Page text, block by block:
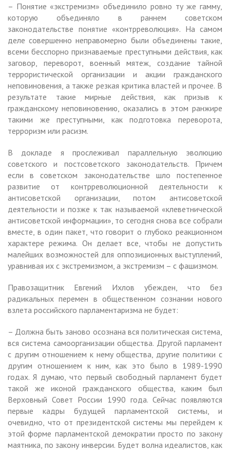
– Понятие «экстремизм» объединило ровно ту же гамму,
которую объединяло в раннем советском
законодательстве понятие «контрреволюция». На самом
деле совершенно неправомерно были объединены такие,
всеми бесспорно признаваемые преступными действия, как
заговор, переворот, военный мятеж, создание тайной
террористической организации и акции гражданского
неповиновения, а также резкая критика властей и прочее. В
результате такие мирные действия, как призыв к
гражданскому неповиновению, оказались в этом ранжире
такими же преступными, как подготовка переворота,
терроризм или расизм.
В докладе я прослеживал параллельную эволюцию
советского и постсоветского законодательств. Причем
если в советском законодательстве шло постепенное
развитие от контрреволюционной деятельности к
антисоветской организации, потом антисоветской
деятельности и позже к так называемой «клеветнической
антисоветской информации», то сегодня снова все собрали
вместе, в один пакет, что говорит о глубоко реакционном
характере режима. Он делает все, чтобы не допустить
малейших возможностей для оппозиционных выступлений,
уравнивая их с экстремизмом, а экстремизм – с фашизмом.
Правозащитник Евгений Ихлов убежден, что без
радикальных перемен в общественном сознании нового
взлета российского парламентаризма не будет:
– Должна быть заново осознана вся политическая система,
вся система самоорганизации общества. Другой парламент
с другим отношением к нему общества, другие политики с
другим отношением к ним, как это было в 1989-1990
годах. Я думаю, что первый свободный парламент будет
такой же иконой гражданского общества, каким был
Верховный Совет России 1990 года. Сейчас появляются
первые кадры будущей парламентской системы, и
очевидно, что от президентской системы мы перейдем к
этой форме парламентской демократии просто по закону
маятника, по закону инверсии. Будет волна идеалистов, как